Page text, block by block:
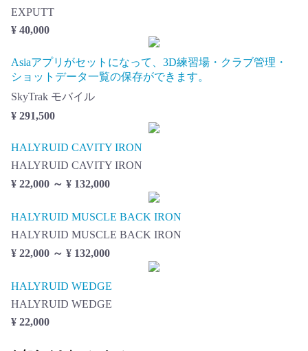
EXPUTT
¥ 40,000
Asiaアプリがセットになって、3D練習場・クラブ管理・
ショットデータ一覧の保存ができます。
SkyTrak モバイル
¥ 291,500
HALYRUID CAVITY IRON
HALYRUID CAVITY IRON
¥ 22,000 ～ ¥ 132,000
HALYRUID MUSCLE BACK IRON
HALYRUID MUSCLE BACK IRON
¥ 22,000 ～ ¥ 132,000
HALYRUID WEDGE
HALYRUID WEDGE
¥ 22,000